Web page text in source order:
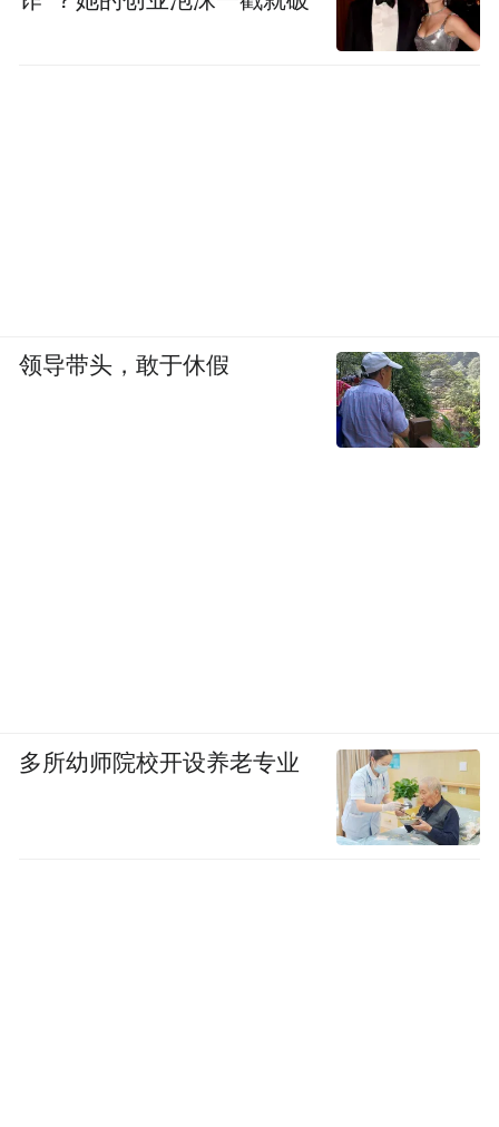
领导带头，敢于休假
多所幼师院校开设养老专业